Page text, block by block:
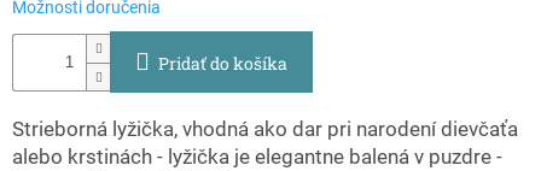
Možnosti doručenia
Pridať do košíka
Strieborná lyžička, vhodná ako dar pri narodení dievčaťa
alebo krstinách - lyžička je elegantne balená v puzdre -